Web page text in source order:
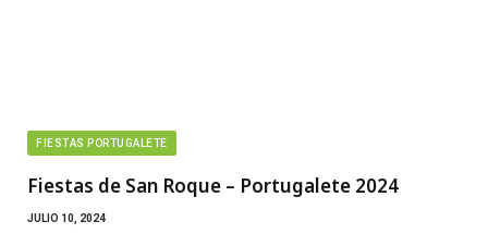
FIESTAS PORTUGALETE
Fiestas de San Roque – Portugalete 2024
JULIO 10, 2024